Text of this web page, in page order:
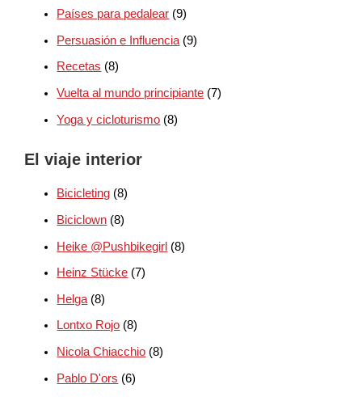
Países para pedalear (9)
Persuasión e Influencia (9)
Recetas (8)
Vuelta al mundo principiante (7)
Yoga y cicloturismo (8)
El viaje interior
Bicicleting (8)
Biciclown (8)
Heike @Pushbikegirl (8)
Heinz Stücke (7)
Helga (8)
Lontxo Rojo (8)
Nicola Chiacchio (8)
Pablo D'ors (6)